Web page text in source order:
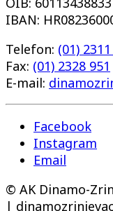
IBAN:
Telefon: (01)
Fax: (01) 2328 951
E-mail:
Facebook
Instagram
Email
© AK Dinamo-
|